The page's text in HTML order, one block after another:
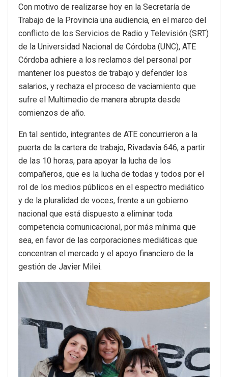
Con motivo de realizarse hoy en la Secretaría de
Trabajo de la Provincia una audiencia, en el marco del
conflicto de los Servicios de Radio y Televisión (SRT)
de la Universidad Nacional de Córdoba (UNC), ATE
Córdoba adhiere a los reclamos del personal por
mantener los puestos de trabajo y defender los
salarios, y rechaza el proceso de vaciamiento que
sufre el Multimedio de manera abrupta desde
comienzos de año.
En tal sentido, integrantes de ATE concurrieron a la
puerta de la cartera de trabajo, Rivadavia 646, a partir
de las 10 horas, para apoyar la lucha de los
compañeros, que es la lucha de todas y todos por el
rol de los medios públicos en el espectro mediático
y de la pluralidad de voces, frente a un gobierno
nacional que está dispuesto a eliminar toda
competencia comunicacional, por más mínima que
sea, en favor de las corporaciones mediáticas que
concentran el mercado y el apoyo financiero de la
gestión de Javier Milei.